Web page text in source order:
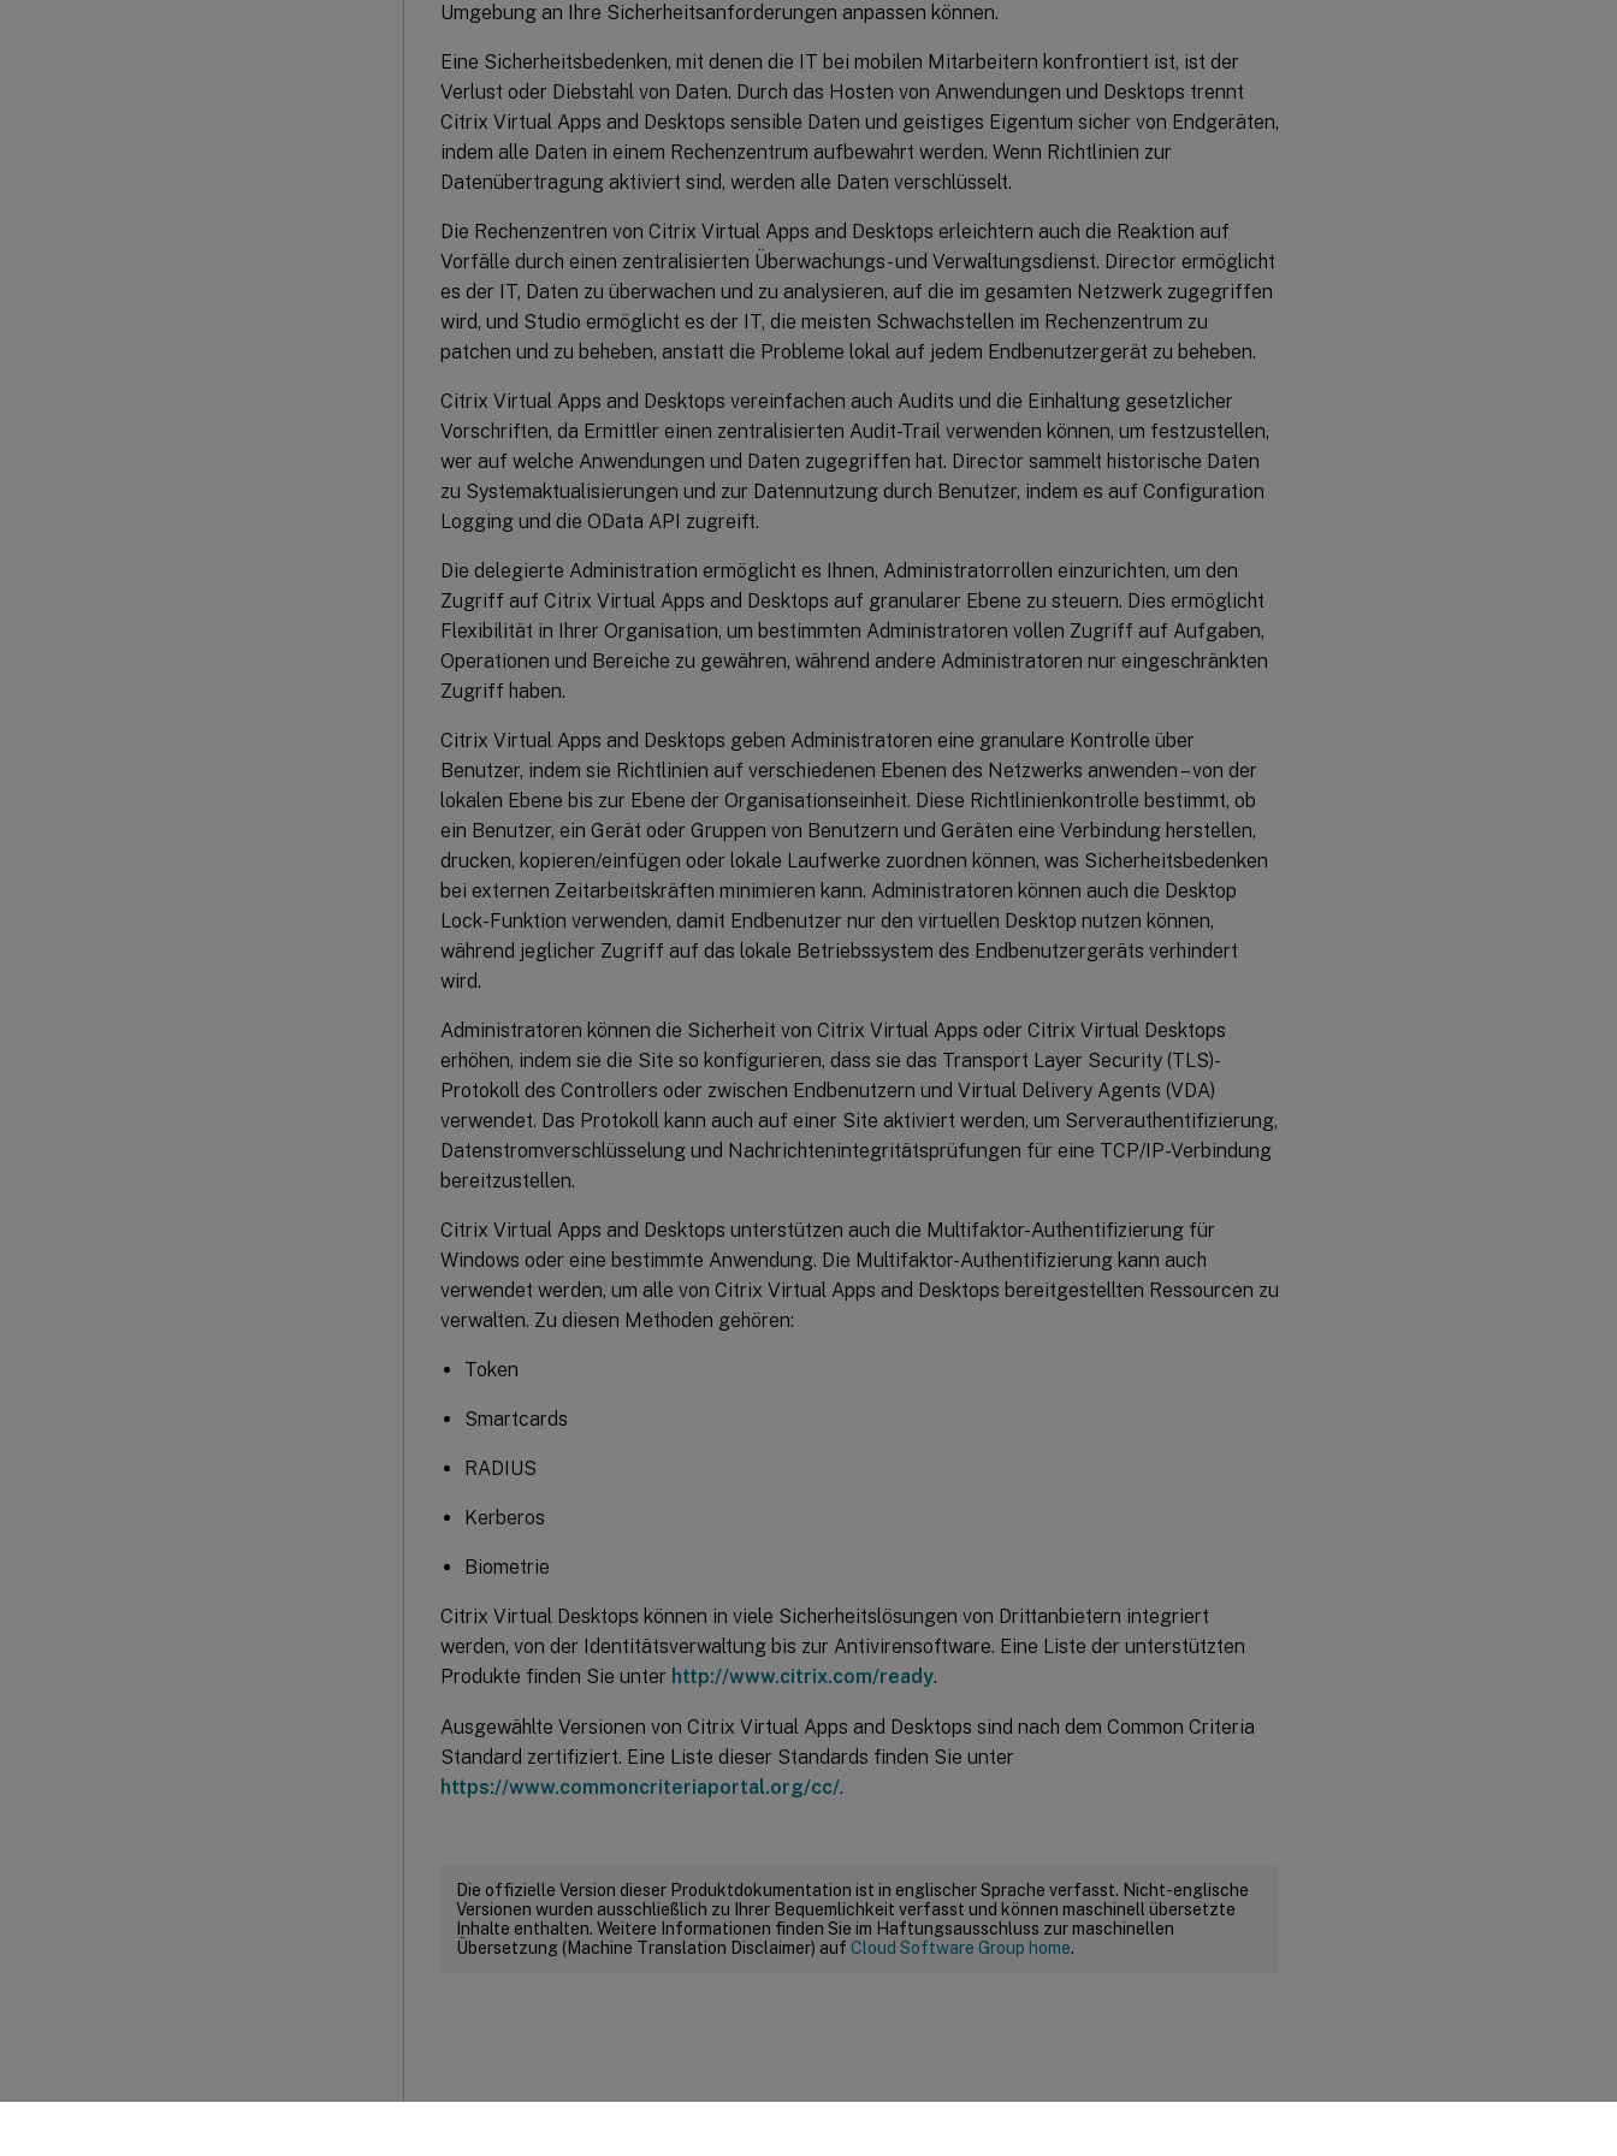
Umgebung an Ihre Sicherheitsanforderungen anpassen können.
Eine Sicherheitsbedenken, mit denen die IT bei mobilen Mitarbeitern konfrontiert ist, ist der
Verlust oder Diebstahl von Daten. Durch das Hosten von Anwendungen und Desktops trennt
Citrix Virtual Apps and Desktops sensible Daten und geistiges Eigentum sicher von Endgeräten,
indem alle Daten in einem Rechenzentrum aufbewahrt werden. Wenn Richtlinien zur
Datenübertragung aktiviert sind, werden alle Daten verschlüsselt.
Die Rechenzentren von Citrix Virtual Apps and Desktops erleichtern auch die Reaktion auf
Vorfälle durch einen zentralisierten Überwachungs- und Verwaltungsdienst. Director ermöglicht
es der IT, Daten zu überwachen und zu analysieren, auf die im gesamten Netzwerk zugegriffen
wird, und Studio ermöglicht es der IT, die meisten Schwachstellen im Rechenzentrum zu
patchen und zu beheben, anstatt die Probleme lokal auf jedem Endbenutzergerät zu beheben.
Citrix Virtual Apps and Desktops vereinfachen auch Audits und die Einhaltung gesetzlicher
Vorschriften, da Ermittler einen zentralisierten Audit-Trail verwenden können, um festzustellen,
wer auf welche Anwendungen und Daten zugegriffen hat. Director sammelt historische Daten
zu Systemaktualisierungen und zur Datennutzung durch Benutzer, indem es auf Configuration
Logging und die OData API zugreift.
Die delegierte Administration ermöglicht es Ihnen, Administratorrollen einzurichten, um den
Zugriff auf Citrix Virtual Apps and Desktops auf granularer Ebene zu steuern. Dies ermöglicht
Flexibilität in Ihrer Organisation, um bestimmten Administratoren vollen Zugriff auf Aufgaben,
Operationen und Bereiche zu gewähren, während andere Administratoren nur eingeschränkten
Zugriff haben.
Citrix Virtual Apps and Desktops geben Administratoren eine granulare Kontrolle über
Benutzer, indem sie Richtlinien auf verschiedenen Ebenen des Netzwerks anwenden – von der
lokalen Ebene bis zur Ebene der Organisationseinheit. Diese Richtlinienkontrolle bestimmt, ob
ein Benutzer, ein Gerät oder Gruppen von Benutzern und Geräten eine Verbindung herstellen,
drucken, kopieren/einfügen oder lokale Laufwerke zuordnen können, was Sicherheitsbedenken
bei externen Zeitarbeitskräften minimieren kann. Administratoren können auch die Desktop
Lock-Funktion verwenden, damit Endbenutzer nur den virtuellen Desktop nutzen können,
während jeglicher Zugriff auf das lokale Betriebssystem des Endbenutzergeräts verhindert
wird.
Administratoren können die Sicherheit von Citrix Virtual Apps oder Citrix Virtual Desktops
erhöhen, indem sie die Site so konfigurieren, dass sie das Transport Layer Security (TLS)-
Protokoll des Controllers oder zwischen Endbenutzern und Virtual Delivery Agents (VDA)
verwendet. Das Protokoll kann auch auf einer Site aktiviert werden, um Serverauthentifizierung,
Datenstromverschlüsselung und Nachrichtenintegritätsprüfungen für eine TCP/IP-Verbindung
bereitzustellen.
Citrix Virtual Apps and Desktops unterstützen auch die Multifaktor-Authentifizierung für
Windows oder eine bestimmte Anwendung. Die Multifaktor-Authentifizierung kann auch
verwendet werden, um alle von Citrix Virtual Apps and Desktops bereitgestellten Ressourcen zu
verwalten. Zu diesen Methoden gehören:
Token
Smartcards
RADIUS
Kerberos
Biometrie
Citrix Virtual Desktops können in viele Sicherheitslösungen von Drittanbietern integriert
werden, von der Identitätsverwaltung bis zur Antivirensoftware. Eine Liste der unterstützten
Produkte finden Sie unter http://www.citrix.com/ready.
Ausgewählte Versionen von Citrix Virtual Apps and Desktops sind nach dem Common Criteria
Standard zertifiziert. Eine Liste dieser Standards finden Sie unter
https://www.commoncriteriaportal.org/cc/.
Die offizielle Version dieser Produktdokumentation ist in englischer Sprache verfasst. Nicht-englische
Versionen wurden ausschließlich zu Ihrer Bequemlichkeit verfasst und können maschinell übersetzte
Inhalte enthalten. Weitere Informationen finden Sie im Haftungsausschluss zur maschinellen
Übersetzung (Machine Translation Disclaimer) auf Cloud Software Group home.